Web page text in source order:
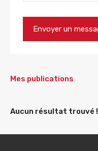
Mes publications
Aucun résultat trouvé !